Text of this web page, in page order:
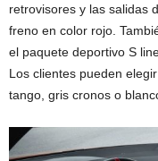
retrovisores y las salidas
freno en color rojo.
el paquete deportivo S
Los clientes pueden
tango, gris cronos o